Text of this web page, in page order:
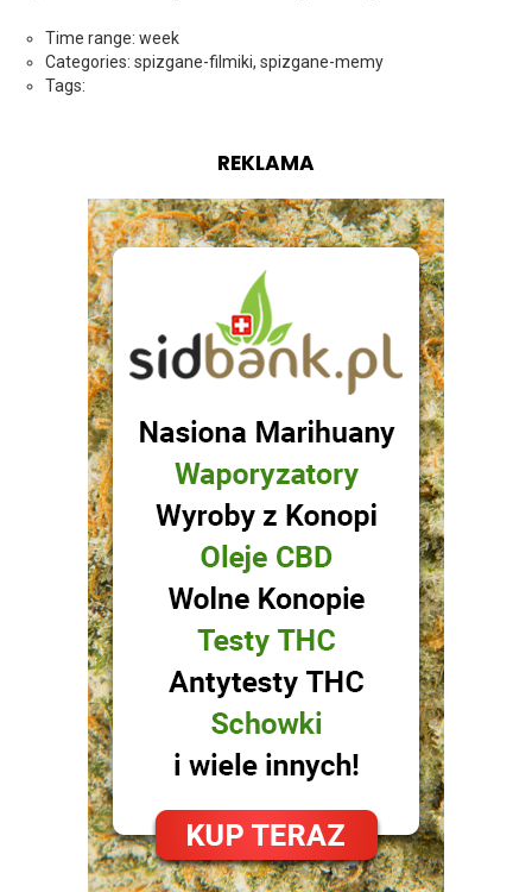
Time range: week
Categories: spizgane-filmiki, spizgane-memy
Tags:
REKLAMA